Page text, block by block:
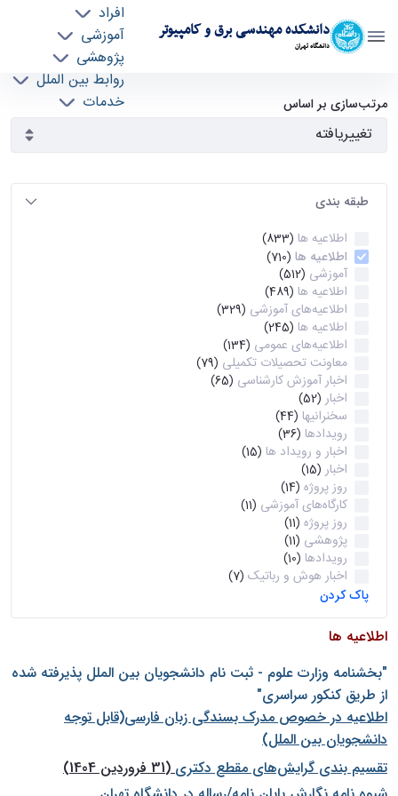
دانشکده مهندسی برق و کامپیوتر
دانشگاه تهران
افراد
آموزشی
پژوهشی
روابط بین الملل
خدمات
آرشیو اطلاعیه ها - ece- دانشکده مهندسی برق و
کامپیوتر
مرتب‌سازی بر اساس
طبقه بندی
اطلاعیه ها (833)
اطلاعیه ها (710)
آموزشی (512)
اطلاعیه ها (489)
اطلاعیه‌های‌ آموزشی (329)
اطلاعیه ها (245)
اطلاعیه‌های عمومی (134)
معاونت تحصیلات تکمیلی (79)
اخبار آموزش کارشناسی (65)
اخبار (52)
سخنرانیها (44)
رویدادها (36)
اخبار و رویداد ها (15)
اخبار (15)
روز پروژه (14)
کارگاه‌های آموزشی (11)
روز پروژه (11)
پژوهشی (11)
رویدادها (10)
اخبار هوش و رباتیک (7)
پاک کردن
اطلاعیه ها
"بخشنامه وزارت علوم - ثبت نام دانشجويان بين الملل پذيرفته شده
از طريق كنكور سراسری"
اطلاعیه در خصوص مدرک بسندگی زبان فارسی(قابل توجه
دانشجویان بین الملل)
تقسیم بندی گرایش‌های مقطع دکتری(31 فروردین 1404)